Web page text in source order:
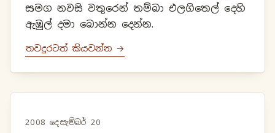
සමග නවසි වතුරෙන් තම්බා එලගිතෙල් දෙහි
ඇඹුල් දමා බොන්න දෙන්න.
තවදුරටත් කියවන්න →
2008 දෙසැම්බර් 20